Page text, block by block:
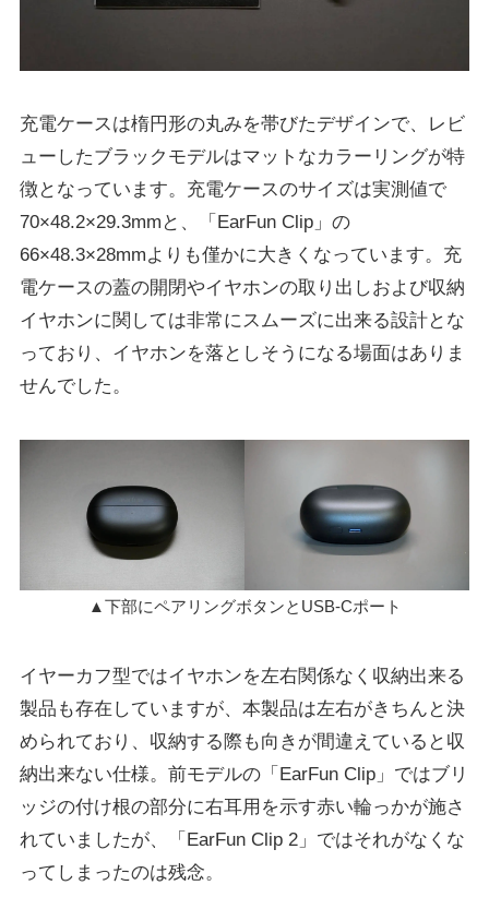
充電ケースは楕円形の丸みを帯びたデザインで、レビ
ューしたブラックモデルはマットなカラーリングが特
徴となっています。充電ケースのサイズは実測値で
70×48.2×29.3mmと、「EarFun Clip」の
66×48.3×28mmよりも僅かに大きくなっています。充
電ケースの蓋の開閉やイヤホンの取り出しおよび収納
イヤホンに関しては非常にスムーズに出来る設計とな
っており、イヤホンを落としそうになる場面はありま
せんでした。
▲下部にペアリングボタンとUSB-Cポート
イヤーカフ型ではイヤホンを左右関係なく収納出来る
製品も存在していますが、本製品は左右がきちんと決
められており、収納する際も向きが間違えていると収
納出来ない仕様。前モデルの「EarFun Clip」ではブリ
ッジの付け根の部分に右耳用を示す赤い輪っかが施さ
れていましたが、「EarFun Clip 2」ではそれがなくな
ってしまったのは残念。